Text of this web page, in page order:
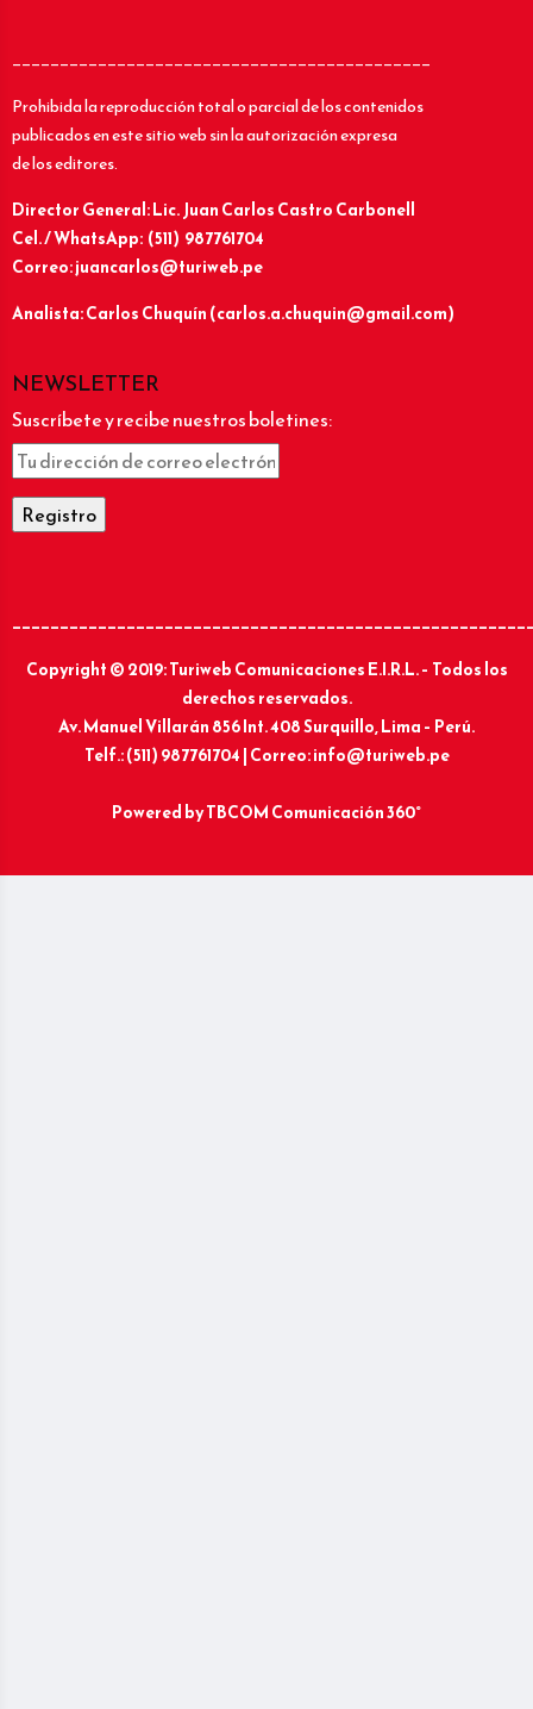
____________________________________________
Prohibida la reproducción total o parcial de los contenidos
publicados en este sitio web sin la autorización expresa
de los editores.
Director General: Lic.Juan Carlos Castro Carbonell
Cel. / WhatsApp: (511) 987761704
Correo: juancarlos@turiweb.pe
Analista: Carlos Chuquín (carlos.a.chuquin@gmail.com)
NEWSLETTER
Suscríbete y recibe nuestros boletines:
Copyright © 2019: Turiweb Comunicaciones E.I.R.L. – Todos los
derechos reservados.
Av. Manuel Villarán 856 Int. 408 Surquillo, Lima – Perú.
Telf.: (511) 987761704 | Correo: info@turiweb.pe
Powered byTBCOM Comunicación 360°